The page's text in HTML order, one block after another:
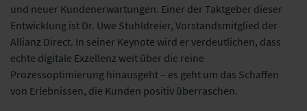
und neuer Kundenerwartungen. Einer der Taktgeber dieser
Entwicklung ist Dr. Uwe Stuhldreier, Vorstandsmitglied der
Allianz Direct. In seiner Keynote wird er verdeutlichen, dass
echte digitale Exzellenz weit über die reine
Prozessoptimierung hinausgeht – es geht um das Schaffen
von Erlebnissen, die Kunden positiv überraschen.